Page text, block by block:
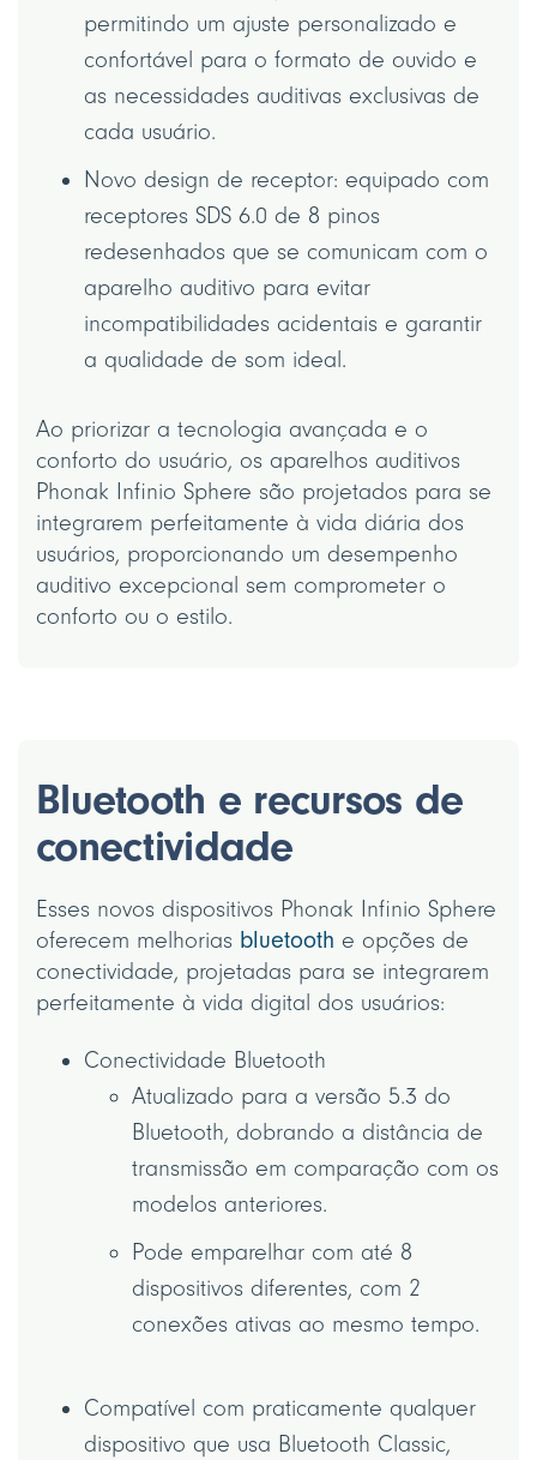
permitindo um ajuste personalizado e
confortável para o formato de ouvido e
as necessidades auditivas exclusivas de
cada usuário.
Novo design de receptor: equipado com
receptores SDS 6.0 de 8 pinos
redesenhados que se comunicam com o
aparelho auditivo para evitar
incompatibilidades acidentais e garantir
a qualidade de som ideal.
Ao priorizar a tecnologia avançada e o
conforto do usuário, os aparelhos auditivos
Phonak Infinio Sphere são projetados para se
integrarem perfeitamente à vida diária dos
usuários, proporcionando um desempenho
auditivo excepcional sem comprometer o
conforto ou o estilo.
Bluetooth e recursos de
conectividade
Esses novos dispositivos Phonak Infinio Sphere
oferecem melhorias bluetooth e opções de
conectividade, projetadas para se integrarem
perfeitamente à vida digital dos usuários:
Conectividade Bluetooth
Atualizado para a versão 5.3 do
Bluetooth, dobrando a distância de
transmissão em comparação com os
modelos anteriores.
Pode emparelhar com até 8
dispositivos diferentes, com 2
conexões ativas ao mesmo tempo.
Compatível com praticamente qualquer
dispositivo que usa Bluetooth Classic,